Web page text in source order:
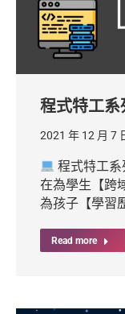
程式特工
2021 年 12 月 7
程式特工系
在為學生【跨
為孩子【學習
Read more